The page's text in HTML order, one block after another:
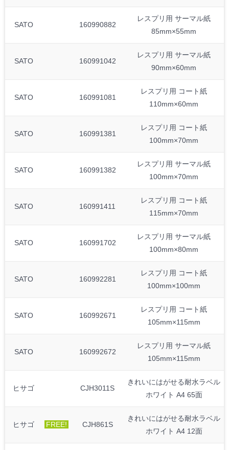
SATO 160990882
レスプリ用 サーマル紙
85mm×55mm
SATO 160991042
レスプリ用 サーマル紙
90mm×60mm
SATO 160991081
レスプリ用 コート紙
110mm×60mm
SATO 160991381
レスプリ用 コート紙
100mm×70mm
SATO 160991382
レスプリ用 サーマル紙
100mm×70mm
SATO 160991411
レスプリ用 コート紙
115mm×70mm
SATO 160991702
レスプリ用 サーマル紙
100mm×80mm
SATO 160992281
レスプリ用 コート紙
100mm×100mm
SATO 160992671
レスプリ用 コート紙
105mm×115mm
SATO 160992672
レスプリ用 サーマル紙
105mm×115mm
ヒサゴ CJH3011S
きれいにはがせる耐水ラベル
ホワイト A4 65面
ヒサゴ FREE! CJH861S
きれいにはがせる耐水ラベル
ホワイト A4 12面